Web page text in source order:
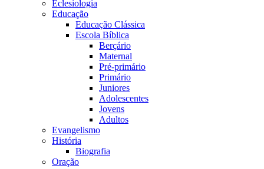
Eclesiologia
Educação
Educação Clássica
Escola Bíblica
Berçário
Maternal
Pré-primário
Primário
Juniores
Adolescentes
Jovens
Adultos
Evangelismo
História
Biografia
Oração